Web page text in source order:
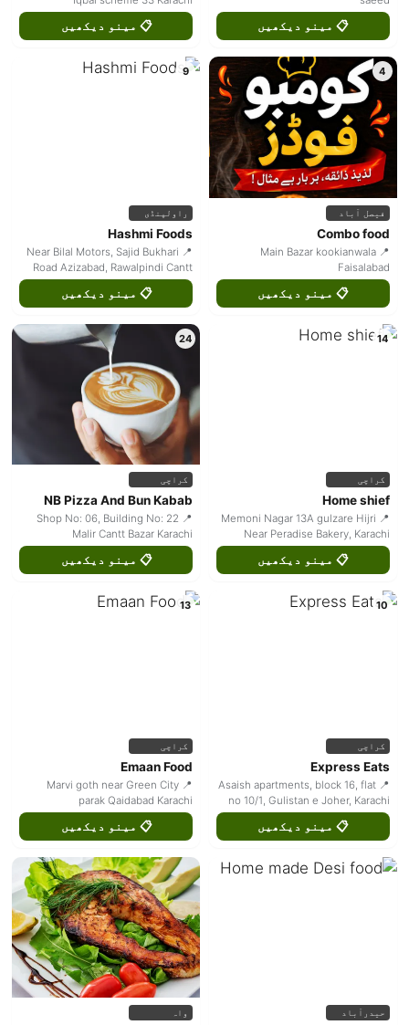
📋 مینو دیکھیں 📋 مینو دیکھیں
4
فیصل آباد
Combo food
📍 Main Bazar kookianwala
Faisalabad
📋 مینو دیکھیں
9
راولپنڈی
Hashmi Foods
📍 Near Bilal Motors, Sajid Bukhari
Road Azizabad, Rawalpindi Cantt
📋 مینو دیکھیں
14
کراچی
Home shief
📍 Memoni Nagar 13A gulzare Hijri
Near Peradise Bakery, Karachi
📋 مینو دیکھیں
24
کراچی
NB Pizza And Bun Kabab
📍 Shop No: 06, Building No: 22
Malir Cantt Bazar Karachi
📋 مینو دیکھیں
10
کراچی
Express Eats
📍 Asaish apartments, block 16, flat
no 10/1, Gulistan e Joher, Karachi
📋 مینو دیکھیں
13
کراچی
Emaan Food
📍 Marvi goth near Green City
parak Qaidabad Karachi
📋 مینو دیکھیں
حیدرآباد واہ